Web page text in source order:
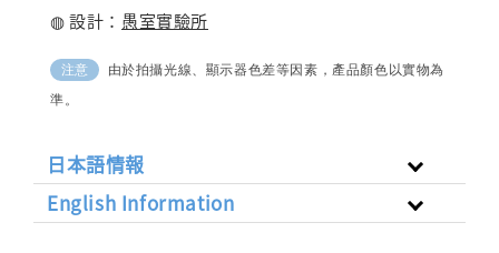
◍ 設計： 愚室實驗所
注意
由於拍攝光線、顯示器色差等因素，產品顏色以實物為
準。
日本語情報
English Information